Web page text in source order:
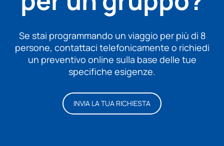
Se stai programmando un viaggio per più di 8
persone, contattaci telefonicamente o richiedi
un preventivo online sulla base delle tue
specifiche esigenze.
INVIA LA TUA RICHIESTA